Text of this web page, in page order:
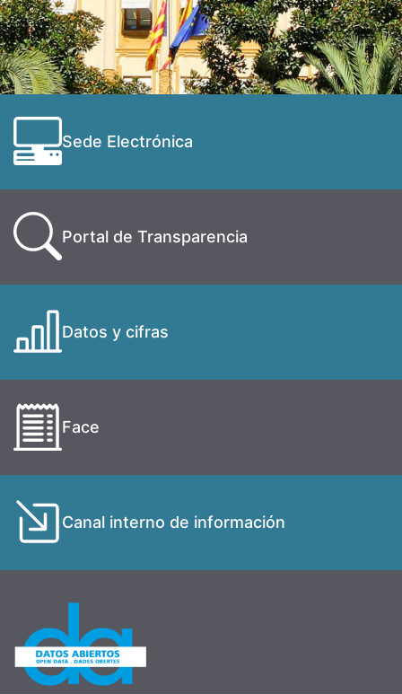
Sede Electrónica
Portal de Transparencia
Datos y cifras
Face
Canal interno de información